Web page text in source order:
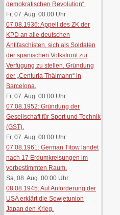
demokratischen Revolution“.
Fr, 07. Aug. 00:00 Uhr
07.08.1936: Appell des ZK der
KPD an alle deutschen
Antifaschisten, sich als Soldaten
der spanischen Volksfront zur
Verfügung zu stellen. Gründung
der „Centuria Thälmann“ in
Barcelona.
Fr, 07. Aug. 00:00 Uhr
07.08.1952: Gründung der
Gesellschaft für Sport und Technik
(GST).
Fr, 07. Aug. 00:00 Uhr
07.08.1961: German Titow landet
nach 17 Erdumkreisungen im
vorbestimmten Raum.
Sa, 08. Aug. 00:00 Uhr
08.08.1945: Auf Anforderung der
USA erklärt die Sowjetunion
Japan den Krieg.